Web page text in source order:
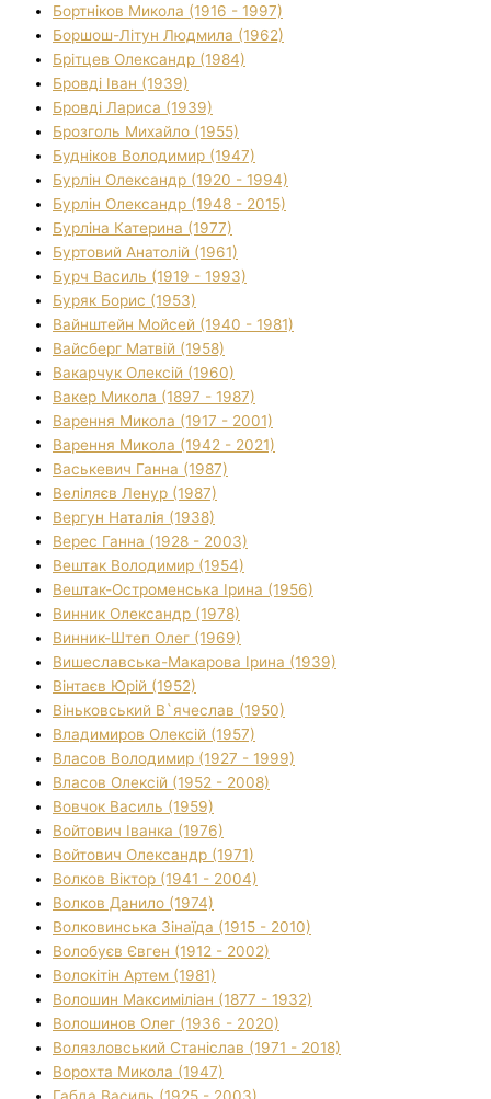
Бортніков Микола (1916 - 1997)
Боршош-Літун Людмила (1962)
Брітцев Олександр (1984)
Бровді Іван (1939)
Бровді Лариса (1939)
Брозголь Михайло (1955)
Будніков Володимир (1947)
Бурлін Олександр (1920 - 1994)
Бурлін Олександр (1948 - 2015)
Бурліна Катерина (1977)
Буртовий Анатолій (1961)
Бурч Василь (1919 - 1993)
Буряк Борис (1953)
Вайнштейн Мойсей (1940 - 1981)
Вайсберг Матвій (1958)
Вакарчук Олексій (1960)
Вакер Микола (1897 - 1987)
Варення Микола (1917 - 2001)
Варення Микола (1942 - 2021)
Васькевич Ганна (1987)
Веліляєв Ленур (1987)
Вергун Наталія (1938)
Верес Ганна (1928 - 2003)
Вештак Володимир (1954)
Вештак-Остроменська Ірина (1956)
Винник Олександр (1978)
Винник-Штеп Олег (1969)
Вишеславська-Макарова Ірина (1939)
Вінтаєв Юрій (1952)
Віньковський В`ячеслав (1950)
Владимиров Олексій (1957)
Власов Володимир (1927 - 1999)
Власов Олексій (1952 - 2008)
Вовчок Василь (1959)
Войтович Іванка (1976)
Войтович Олександр (1971)
Волков Віктор (1941 - 2004)
Волков Данило (1974)
Волковинська Зінаїда (1915 - 2010)
Волобуєв Євген (1912 - 2002)
Волокітін Артем (1981)
Волошин Максиміліан (1877 - 1932)
Волошинов Олег (1936 - 2020)
Волязловський Станіслав (1971 - 2018)
Ворохта Микола (1947)
Габда Василь (1925 - 2003)